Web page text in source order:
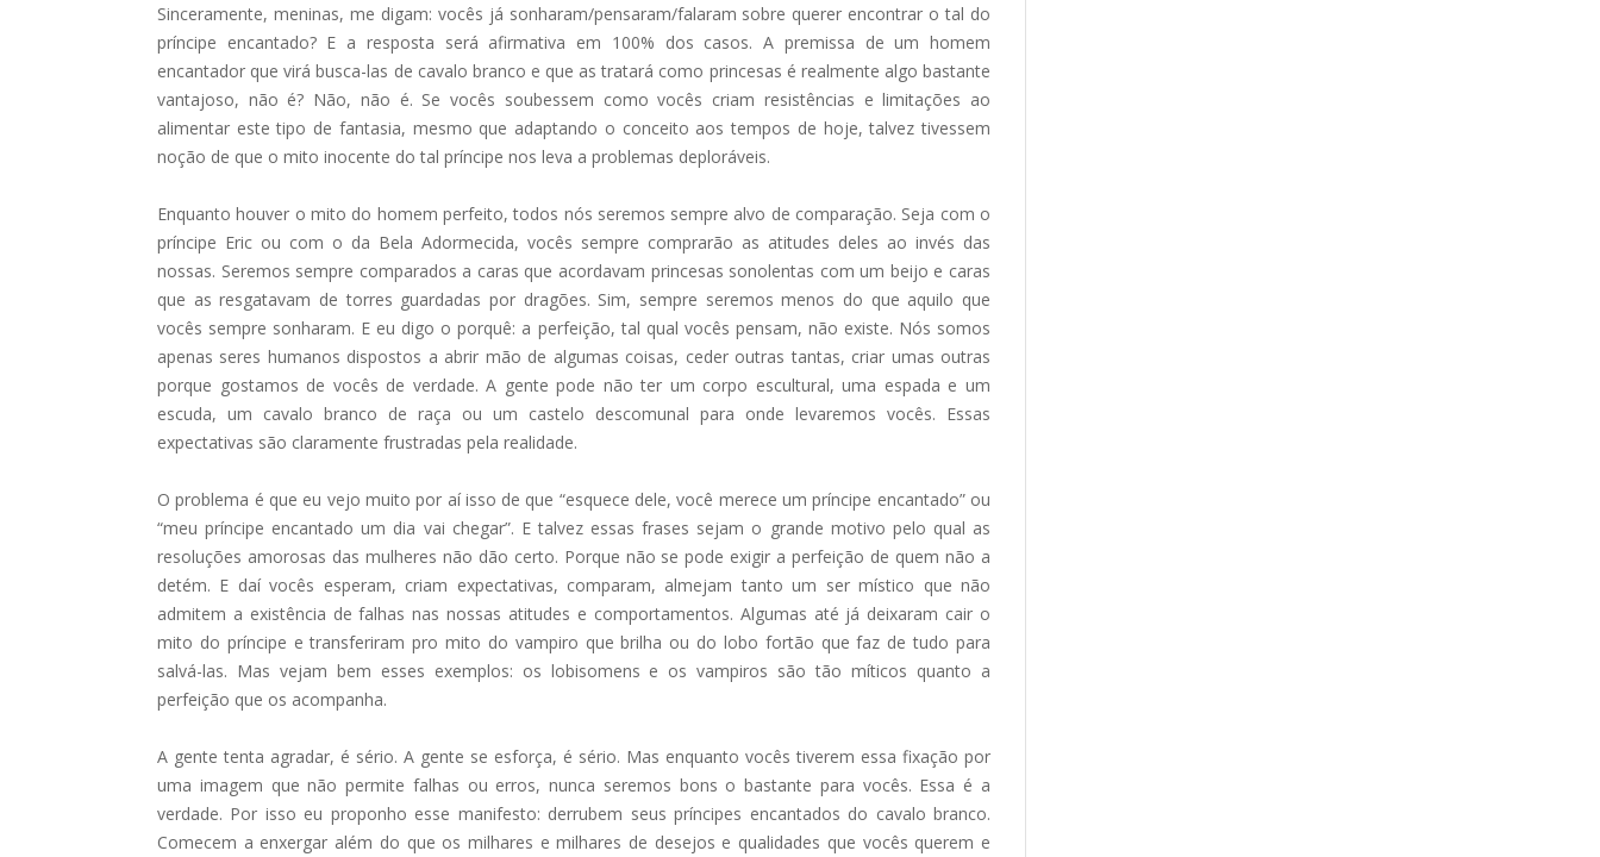
Sinceramente, meninas, me digam: vocês já sonharam/pensaram/falaram sobre querer encontrar o tal do
príncipe encantado? E a resposta será afirmativa em 100% dos casos. A premissa de um homem
encantador que virá busca-las de cavalo branco e que as tratará como princesas é realmente algo bastante
vantajoso, não é? Não, não é. Se vocês soubessem como vocês criam resistências e limitações ao
alimentar este tipo de fantasia, mesmo que adaptando o conceito aos tempos de hoje, talvez tivessem
noção de que o mito inocente do tal príncipe nos leva a problemas deploráveis.
Enquanto houver o mito do homem perfeito, todos nós seremos sempre alvo de comparação. Seja com o
príncipe Eric ou com o da Bela Adormecida, vocês sempre comprarão as atitudes deles ao invés das
nossas. Seremos sempre comparados a caras que acordavam princesas sonolentas com um beijo e caras
que as resgatavam de torres guardadas por dragões. Sim, sempre seremos menos do que aquilo que
vocês sempre sonharam. E eu digo o porquê: a perfeição, tal qual vocês pensam, não existe. Nós somos
apenas seres humanos dispostos a abrir mão de algumas coisas, ceder outras tantas, criar umas outras
porque gostamos de vocês de verdade. A gente pode não ter um corpo escultural, uma espada e um
escuda, um cavalo branco de raça ou um castelo descomunal para onde levaremos vocês. Essas
expectativas são claramente frustradas pela realidade.
O problema é que eu vejo muito por aí isso de que “esquece dele, você merece um príncipe encantado” ou
“meu príncipe encantado um dia vai chegar”. E talvez essas frases sejam o grande motivo pelo qual as
resoluções amorosas das mulheres não dão certo. Porque não se pode exigir a perfeição de quem não a
detém. E daí vocês esperam, criam expectativas, comparam, almejam tanto um ser místico que não
admitem a existência de falhas nas nossas atitudes e comportamentos. Algumas até já deixaram cair o
mito do príncipe e transferiram pro mito do vampiro que brilha ou do lobo fortão que faz de tudo para
salvá-las. Mas vejam bem esses exemplos: os lobisomens e os vampiros são tão míticos quanto a
perfeição que os acompanha.
A gente tenta agradar, é sério. A gente se esforça, é sério. Mas enquanto vocês tiverem essa fixação por
uma imagem que não permite falhas ou erros, nunca seremos bons o bastante para vocês. Essa é a
verdade. Por isso eu proponho esse manifesto: derrubem seus príncipes encantados do cavalo branco.
Comecem a enxergar além do que os milhares e milhares de desejos e qualidades que vocês querem e